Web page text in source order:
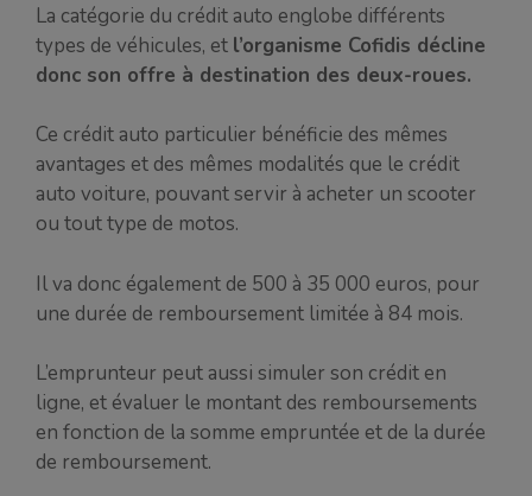
La catégorie du crédit auto englobe différents
types de véhicules, et l’organisme Cofidis décline
donc son offre à destination des deux-roues.
Ce crédit auto particulier bénéficie des mêmes
avantages et des mêmes modalités que le crédit
auto voiture, pouvant servir à acheter un scooter
ou tout type de motos.
Il va donc également de 500 à 35 000 euros, pour
une durée de remboursement limitée à 84 mois.
L’emprunteur peut aussi simuler son crédit en
ligne, et évaluer le montant des remboursements
en fonction de la somme empruntée et de la durée
de remboursement.